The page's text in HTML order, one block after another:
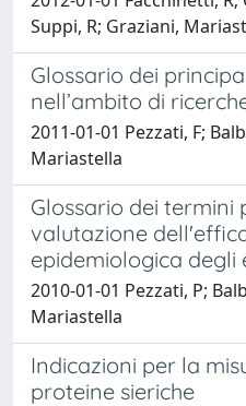
Suppi, R; Graziani,
Glossario dei
nell’ambito di
2011-01-01 Pezzati, F;
Mariastella
Glossario dei termini
valutazione
epidemiologica
2010-01-01 Pezzati, P;
Mariastella
Indicazioni per la
proteine sieriche